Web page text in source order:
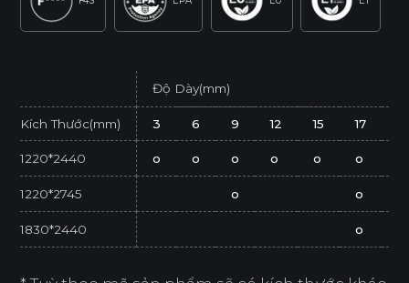
Độ Dày(mm)
Kích Thước(mm) 3 6 9 12 15 17
1220*2440 o o o o o o
1220*2745 o o
1830*2440 o